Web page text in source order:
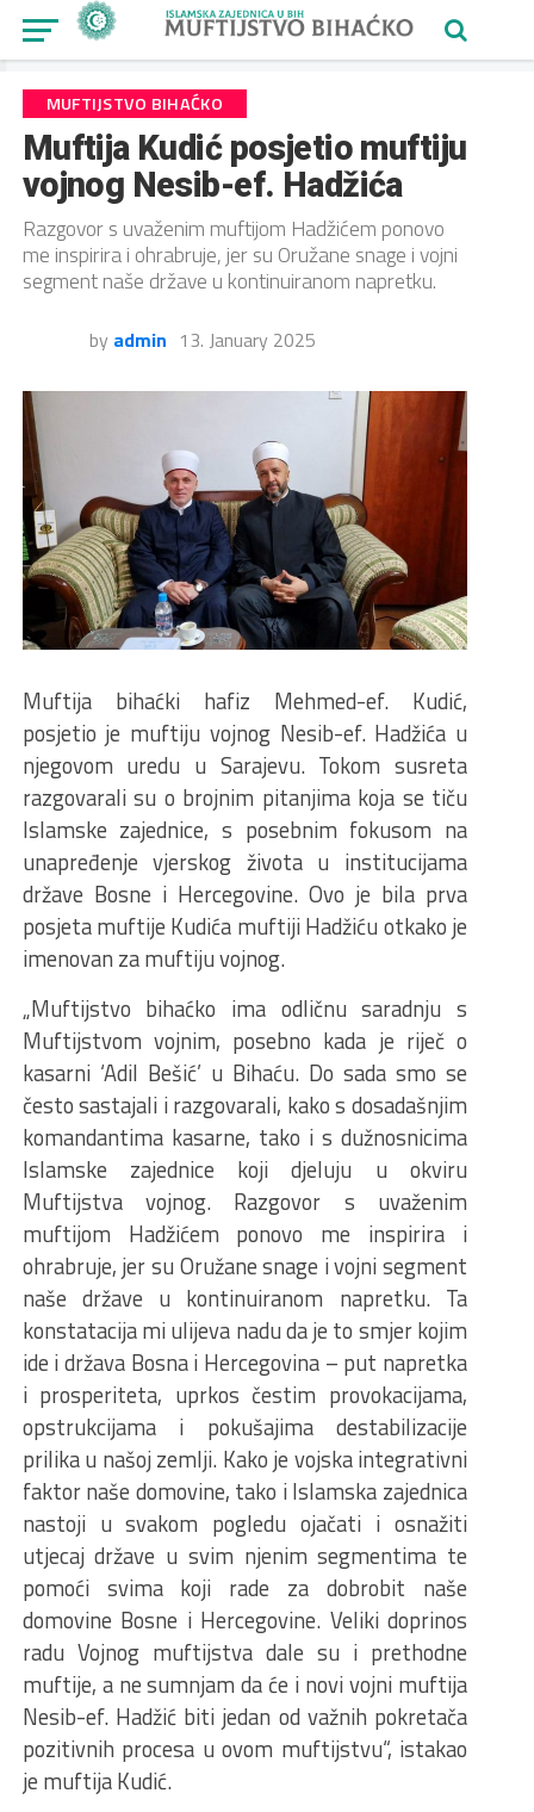
MUFTIJSTVO BIHAĆKO
Muftija Kudić posjetio muftiju
vojnog Nesib-ef. Hadžića
Razgovor s uvaženim muftijom Hadžićem ponovo
me inspirira i ohrabruje, jer su Oružane snage i vojni
segment naše države u kontinuiranom napretku.
by admin 13. January 2025
Muftija bihaćki hafiz Mehmed-ef. Kudić,
posjetio je muftiju vojnog Nesib-ef. Hadžića u
njegovom uredu u Sarajevu. Tokom susreta
razgovarali su o brojnim pitanjima koja se tiču
Islamske zajednice, s posebnim fokusom na
unapređenje vjerskog života u institucijama
države Bosne i Hercegovine. Ovo je bila prva
posjeta muftije Kudića muftiji Hadžiću otkako je
imenovan za muftiju vojnog.
„Muftijstvo bihaćko ima odličnu saradnju s
Muftijstvom vojnim, posebno kada je riječ o
kasarni ‘Adil Bešić’ u Bihaću. Do sada smo se
često sastajali i razgovarali, kako s dosadašnjim
komandantima kasarne, tako i s dužnosnicima
Islamske zajednice koji djeluju u okviru
Muftijstva vojnog. Razgovor s uvaženim
muftijom Hadžićem ponovo me inspirira i
ohrabruje, jer su Oružane snage i vojni segment
naše države u kontinuiranom napretku. Ta
konstatacija mi ulijeva nadu da je to smjer kojim
ide i država Bosna i Hercegovina – put napretka
i prosperiteta, uprkos čestim provokacijama,
opstrukcijama i pokušajima destabilizacije
prilika u našoj zemlji. Kako je vojska integrativni
faktor naše domovine, tako i Islamska zajednica
nastoji u svakom pogledu ojačati i osnažiti
utjecaj države u svim njenim segmentima te
pomoći svima koji rade za dobrobit naše
domovine Bosne i Hercegovine. Veliki doprinos
radu Vojnog muftijstva dale su i prethodne
muftije, a ne sumnjam da će i novi vojni muftija
Nesib-ef. Hadžić biti jedan od važnih pokretača
pozitivnih procesa u ovom muftijstvu“, istakao
je muftija Kudić.